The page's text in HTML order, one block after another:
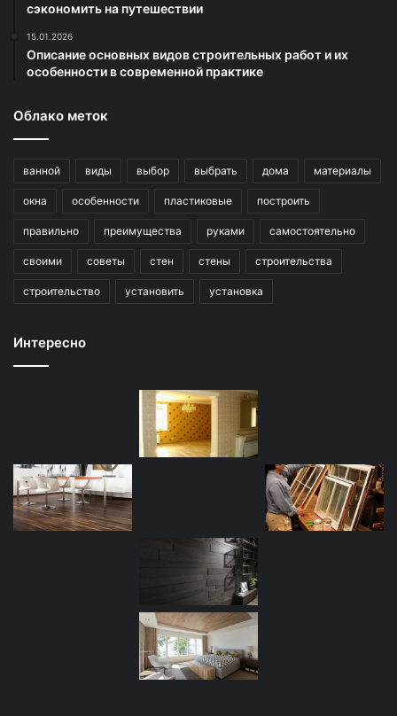
сэкономить на путешествии
15.01.2026
Описание основных видов строительных работ и их
особенности в современной практике
Облако меток
ванной виды выбор выбрать дома материалы
окна особенности пластиковые построить
правильно преимущества руками самостоятельно
своими советы стен стены строительства
строительство установить установка
Интересно